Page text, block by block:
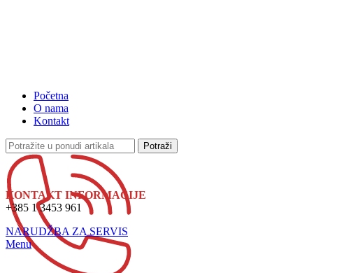
Početna
O nama
Kontakt
Potraži
KONTAKT INFORMACIJE
+385 1 3453 961
NARUDŽBA ZA SERVIS
Menu